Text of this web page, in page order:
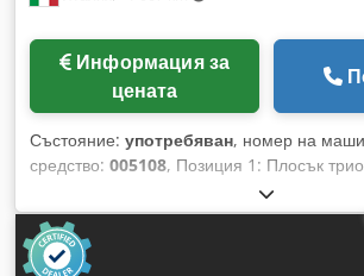
Информация за
цената
Състояние: употребяван, номер на
средство: 005108, Позиция 1: Плосък
отпред HOLZMA-HPP 380/43/43 + TLF
Tjr Позиция 2: Хоризонтален склад
+ TLF